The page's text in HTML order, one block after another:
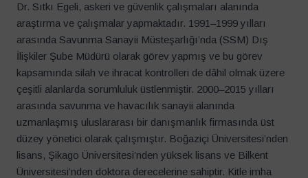
Dr. Sıtkı Egeli, askeri ve güvenlik çalışmaları alanında
araştırma ve çalışmalar yapmaktadır. 1991–1999 yılları
arasında Savunma Sanayii Müsteşarlığı’nda (SSM) Dış
İlişkiler Şube Müdürü olarak görev yapmış ve bu görev
kapsamında silah ve ihracat kontrolleri de dâhil olmak üzere
çeşitli alanlarda sorumluluk üstlenmiştir. 2000–2015 yılları
arasında savunma ve havacılık sanayii alanında
uzmanlaşmış uluslararası bir danışmanlık firmasında üst
düzey yönetici olarak çalışmıştır. Boğaziçi Üniversitesi’nden
lisans, Şikago Üniversitesi’nden yüksek lisans ve Bilkent
Üniversitesi’nden doktora derecelerine sahiptir. Kitle imha